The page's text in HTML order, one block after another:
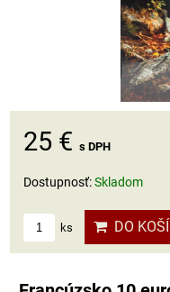
25 € s DPH
Dostupnosť:Skladom
ks DO